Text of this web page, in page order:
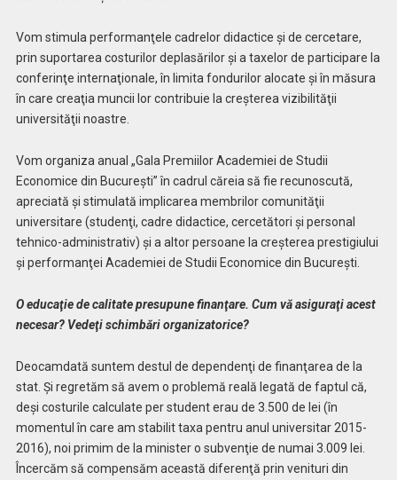
Vom stimula performanţele cadrelor didactice şi de cercetare,
prin suportarea costurilor deplasărilor şi a taxelor de participare la
conferinţe internaţionale, în limita fondurilor alocate şi în măsura
în care creaţia muncii lor contribuie la creşterea vizibilităţii
universităţii noastre.
Vom organiza anual „Gala Premiilor Academiei de Studii
Economice din Bucureşti” în cadrul căreia să fie recunoscută,
apreciată şi stimulată implicarea membrilor comunităţii
universitare (studenţi, cadre didactice, cercetători şi personal
tehnico-administrativ) şi a altor persoane la creşterea prestigiului
şi performanţei Academiei de Studii Economice din Bucureşti.
O educaţie de calitate presupune finanţare. Cum vă asiguraţi acest
necesar? Vedeţi schimbări organizatorice?
Deocamdată suntem destul de dependenţi de finanţarea de la
stat. Şi regretăm să avem o problemă reală legată de faptul că,
deşi costurile calculate per student erau de 3.500 de lei (în
momentul în care am stabilit taxa pentru anul universitar 2015-
2016), noi primim de la minister o subvenţie de numai 3.009 lei.
Încercăm să compensăm această diferenţă prin venituri din